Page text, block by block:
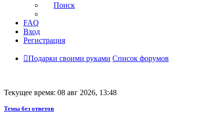
Поиск
FAQ
Вход
Регистрация
Подарки своими руками Список форумов
Текущее время: 08 авг 2026, 13:48
Темы без ответов